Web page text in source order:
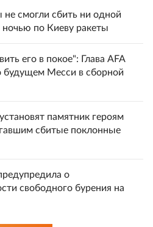
не смогли сбить ни одной
по Киеву ракеты
его в покое": Глава AFA
будущем Месси в сборной
памятник героям
сбитые поклонные
о
свободного бурения на